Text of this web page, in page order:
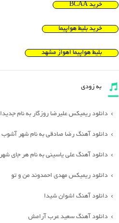
خرید BCAA
خرید بلیط هواپیما
بلیط هواپیما اهواز مشهد
به زودی
دانلود ریمیکس علیرضا روزگار به نام جدیدا
دانلود آهنگ رضا صادقی به نام شهر آشوب
دانلود آهنگ علی یاسینی به نام هر جای شهر
دانلود ریمیکس مهدی احمدوند من و تو
دانلود آهنگ اشوان شیدا
دانلود آهنگ سعید عرب آرامش